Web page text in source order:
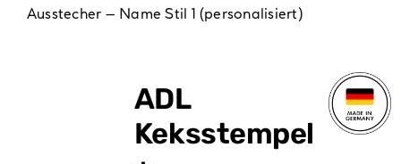
Backzubehör & Backwerkzeug
Partydekoration
Ausstecher – Name Stil 1 (personalisiert)
ADL
Keksstempel